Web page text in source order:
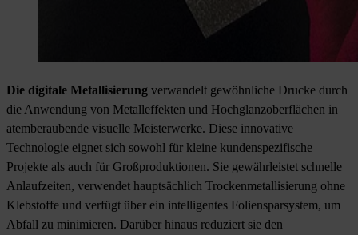
Die digitale Metallisierung verwandelt gewöhnliche Drucke durch
die Anwendung von Metalleffekten und Hochglanzoberflächen in
atemberaubende visuelle Meisterwerke. Diese innovative
Technologie eignet sich sowohl für kleine kundenspezifische
Projekte als auch für Großproduktionen. Sie gewährleistet schnelle
Anlaufzeiten, verwendet hauptsächlich Trockenmetallisierung ohne
Klebstoffe und verfügt über ein intelligentes Foliensparsystem, um
Abfall zu minimieren. Darüber hinaus reduziert sie den